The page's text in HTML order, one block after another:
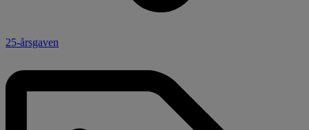
25-årsgaven